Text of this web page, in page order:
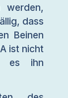
werden,
dass
Beinen
ist nicht
es ihn